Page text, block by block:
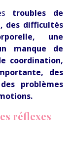
troubles de
des difficultés
une
manque de
coordination,
des
problèmes
réflexes